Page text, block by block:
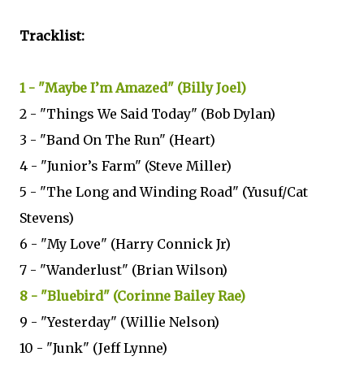
Tracklist:
1 - "Maybe I’m Amazed" (Billy Joel)
2 - "Things We Said Today" (Bob Dylan)
3 - "Band On The Run" (Heart)
4 - "Junior’s Farm" (Steve Miller)
5 - "The Long and Winding Road" (Yusuf/Cat
Stevens)
6 - "My Love" (Harry Connick Jr)
7 - "Wanderlust" (Brian Wilson)
8 - "Bluebird" (Corinne Bailey Rae)
9 - "Yesterday" (Willie Nelson)
10 - "Junk" (Jeff Lynne)